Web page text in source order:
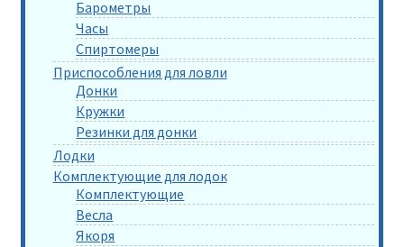
Барометры
Часы
Спиртомеры
Приспособления для ловли
Донки
Кружки
Резинки для донки
Лодки
Комплектующие для лодок
Комплектующие
Весла
Якоря